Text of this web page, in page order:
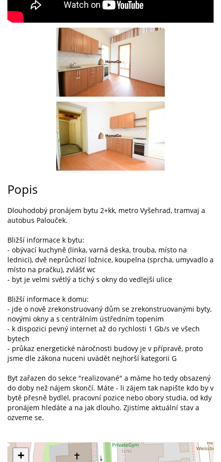
Popis
Dlouhodobý pronájem bytu 2+kk, metro Vyšehrad, tramvaj a
autobus Palouček.
Bližší informace k bytu:
- obývací kuchyně (linka, varná deska, trouba, místo na
lednici), dvě neprůchozí ložnice, koupelna (sprcha, umyvadlo a
místo na pračku), zvlášť wc
- byt je velmi světlý a tichý s okny do vedlejší ulice
Bližší informace k domu:
- jde o nově zrekonstruovaný dům se zrekonstruovanými byty,
novými okny a s centrálním ústředním topením
- k dispozici pevný internet až do rychlosti 1 Gb/s ve všech
bytech
- průkaz energetické náročnosti budovy je v přípravě, proto
jsme dle zákona nuceni uvádět nejhorší kategorii G
Byt zařazen do sekce "realizované" a máme ho tedy obsazený
do doby než nájem skončí. Máte - li zájem tak napište kdo by v
bytě přesně bydlel, pracovní pozice nebo obory studia, od kdy
pronájem hledáte a na jak dlouho. Zjistíme aktuální stav a
ozveme se.
+